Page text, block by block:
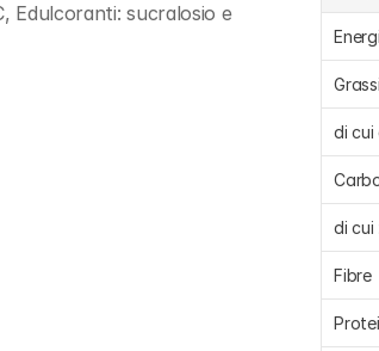
Edulcoranti: sucralosio e
Grassi
di cui
di cui
Fibre